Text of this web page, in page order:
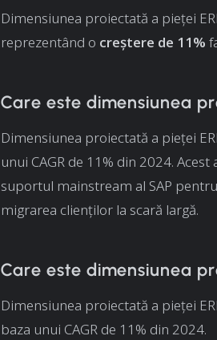
Dimensiunea proiectată a pieței
reprezentând o creștere de 11%
Care este dimensiunea
Dimensiunea proiectată a pieței
unui CAGR de 11% din 2024.
suportul mainstream al SAP
migrarea clienților la scară largă.
Care este dimensiunea
Dimensiunea proiectată a pieței
baza unui CAGR de 11% din 2024.